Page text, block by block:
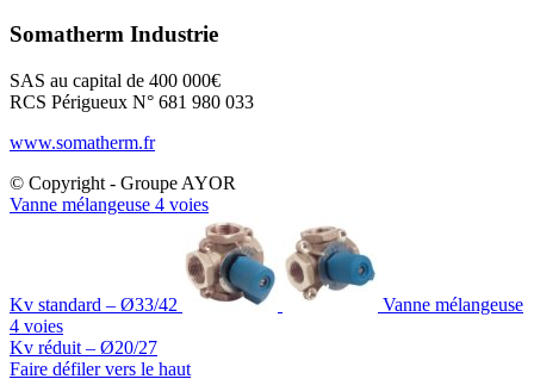
Somatherm Industrie
SAS au capital de 400 000€
RCS Périgueux N° 681 980 033
www.somatherm.fr
© Copyright - Groupe AYOR
Vanne mélangeuse 4 voies
Kv standard – Ø33/42
Vanne mélangeuse
4 voies
Kv réduit – Ø20/27
Faire défiler vers le haut